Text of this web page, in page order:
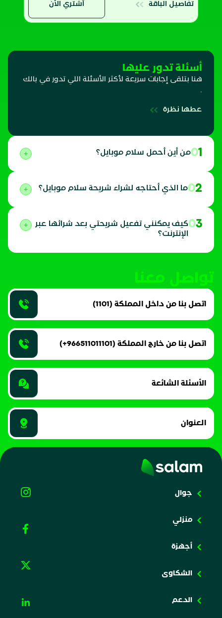
تفاصيل الباقة أشتري الأن
أسئلة تدور عليها
هنا بتلقى إجابات سريعة لأكثر الأسئلة اللي تدور في بالك
.
عطها نظرة
01 من أين أحمل سلام موبايل؟
02 ما الذي أحتاجه لشراء شريحة سلام موبايل؟
03
كيف يمكنني تفعيل شريحتي بعد شرائها عبر
الإنترنت؟
تواصل معنا
اتصل بنا من داخل المملكة (1101)
اتصل بنا من خارج المملكة (966511011101+)
الأسئلة الشائعة
العنوان
جوال
منزلي
أجهزة
الشكاوى
الدعم